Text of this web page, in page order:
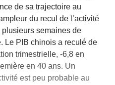
de sa trajectoire au
du recul de l’activité
semaines de
Le PIB chinois a reculé de
trimestrielle, -6,8 en
en 40 ans. Un
est peu probable au